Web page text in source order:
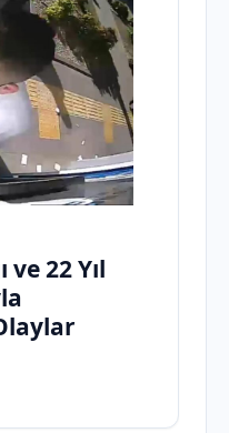
ve 22 Yıl